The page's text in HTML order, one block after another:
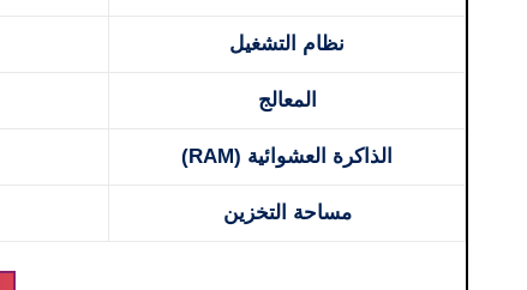
نظام التشغيل
المعالج
الذاكرة العشوائية (RAM)
مساحة التخزين